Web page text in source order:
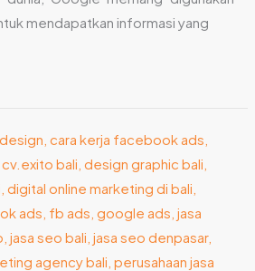
mendapatkan informasi yang